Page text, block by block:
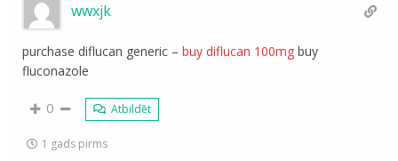
wwxjk
purchase diflucan generic –buy diflucan 100mg buy
fluconazole
0 Atbildēt
1 gads pirms